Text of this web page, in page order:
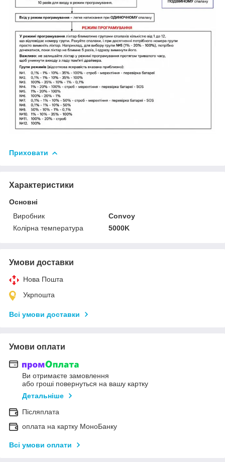
Приховати
Характеристики
Основні
Виробник
Convoy
Колірна температура
5000K
Умови доставки
Нова Пошта
Укрпошта
Всі умови доставки
Умови оплати
Ви отримаєте замовлення
або гроші повернуться на вашу картку
Детальніше
Післяплата
оплата на картку МоноБанку
Всі умови оплати